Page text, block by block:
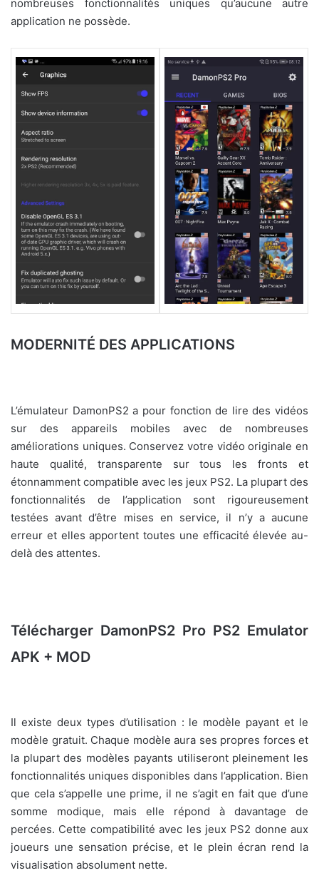
nombreuses fonctionnalités uniques qu’aucune autre
application ne possède.
MODERNITÉ DES APPLICATIONS
L’émulateur DamonPS2 a pour fonction de lire des vidéos
sur des appareils mobiles avec de nombreuses
améliorations uniques. Conservez votre vidéo originale en
haute qualité, transparente sur tous les fronts et
étonnamment compatible avec les jeux PS2. La plupart des
fonctionnalités de l’application sont rigoureusement
testées avant d’être mises en service, il n’y a aucune
erreur et elles apportent toutes une efficacité élevée au-
delà des attentes.
Télécharger DamonPS2 Pro PS2 Emulator
APK + MOD
Il existe deux types d’utilisation : le modèle payant et le
modèle gratuit. Chaque modèle aura ses propres forces et
la plupart des modèles payants utiliseront pleinement les
fonctionnalités uniques disponibles dans l’application. Bien
que cela s’appelle une prime, il ne s’agit en fait que d’une
somme modique, mais elle répond à davantage de
percées. Cette compatibilité avec les jeux PS2 donne aux
joueurs une sensation précise, et le plein écran rend la
visualisation absolument nette.